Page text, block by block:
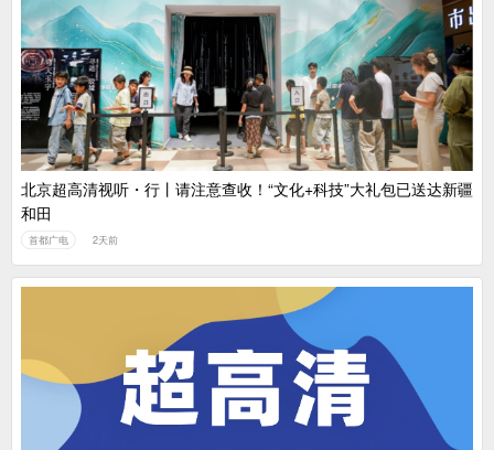
北京超高清视听・行丨请注意查收！“文化+科技”大礼包已送达新疆
和田
首都广电 2天前